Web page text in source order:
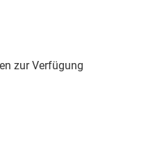
zur Verfügung